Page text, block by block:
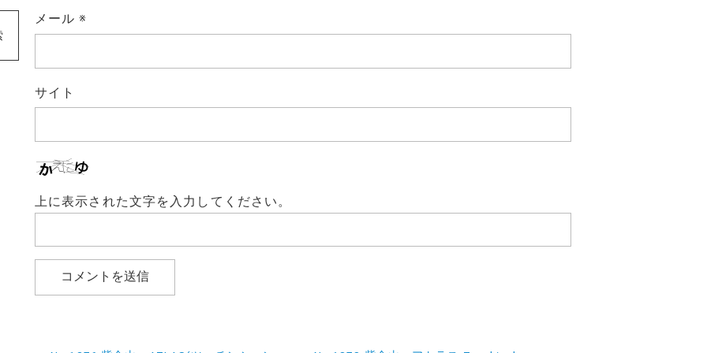
メール※
サイト
上に表示された文字を入力してください。